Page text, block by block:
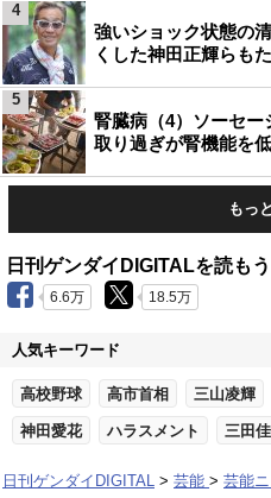
強いショック状態の
くした神田正輝らも
4
腎臓病（4）ソーセ
取り過ぎが腎機能を
5
もっ
日刊ゲンダイDIGITALを読もう
6.6万 18.5万
人気キーワード
高校野球 高市首相 三山凌輝
神田愛花 ハラスメント 三田
日刊ゲンダイDIGITAL 芸能 芸能